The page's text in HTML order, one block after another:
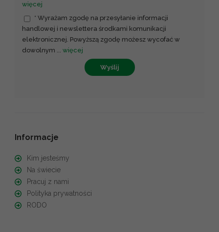
więcej
* Wyrażam zgodę na przesyłanie informacji
handlowej i newslettera środkami komunikacji
elektronicznej. Powyższą zgodę możesz wycofać w
dowolnym ... więcej
Wyślij
Informacje
Kim jesteśmy
Na świecie
Pracuj z nami
Polityka prywatności
RODO